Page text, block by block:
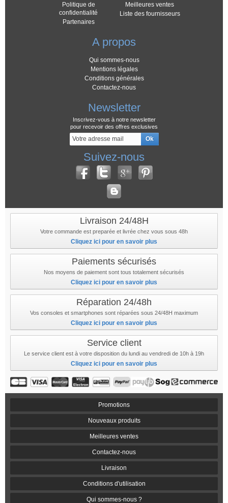
Politique de
confidentialité
Partenaires
Meilleures ventes
Liste des fournisseurs
A propos
Qui sommes-nous
Mentions légales
Conditions générales
Contactez-nous
Newsletter
Inscrivez-vous à notre newsletter
pour recevoir des offres exclusives
Suivez-nous
Livraison 24/48H
Votre commande est preparée et livrée chez vous sous 48h
Cliquez ici pour en savoir plus
Paiements sécurisés
Nos moyens de paiement sont tous totalement sécurisés
Cliquez ici pour en savoir plus
Réparation 24/48h
Vos consoles et smartphones sont réparées sous 24/48H maximum
Cliquez ici pour en savoir plus
Service client
Le service client est à votre disposition du lundi au vendredi de 10h à 19h
Cliquez ici pour en savoir plus
Promotions
Nouveaux produits
Meilleures ventes
Contactez-nous
Livraison
Conditions d'utilisation
Qui sommes-nous ?